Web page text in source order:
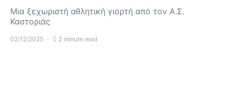
Μια ξεχωριστή αθλητική γιορτή από τον Α.Σ.
Καστοριάς
02/12/2025 2 minute read